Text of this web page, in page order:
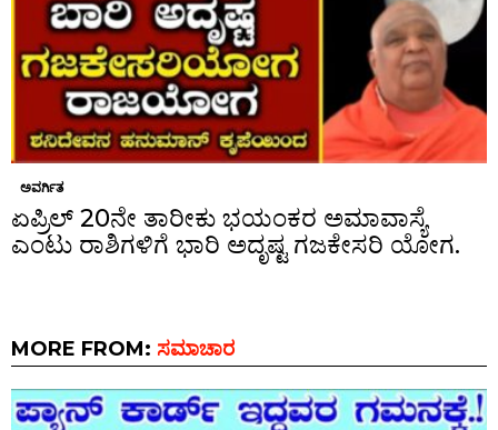
ಅವರ್ಗಿತ
ಏಪ್ರಿಲ್ 20ನೇ ತಾರೀಕು ಭಯಂಕರ ಅಮಾವಾಸ್ಯೆ
ಎಂಟು ರಾಶಿಗಳಿಗೆ ಭಾರಿ ಅದೃಷ್ಟ ಗಜಕೇಸರಿ ಯೋಗ.
MORE FROM: ಸಮಾಚಾರ